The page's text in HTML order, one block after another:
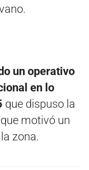
un operativo
en lo
que dispuso la
motivó un
zona.